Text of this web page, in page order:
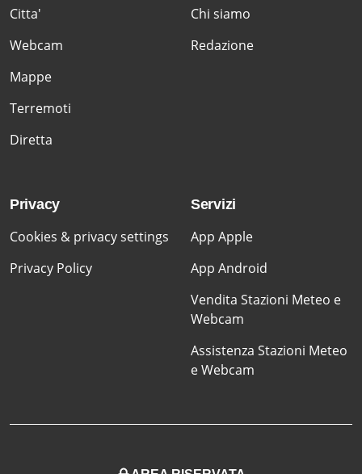
Citta'
Webcam
Mappe
Terremoti
Diretta
Chi siamo
Redazione
Privacy
Cookies & privacy settings
Privacy Policy
Servizi
App Apple
App Android
Vendita Stazioni Meteo e
Webcam
Assistenza Stazioni Meteo
e Webcam